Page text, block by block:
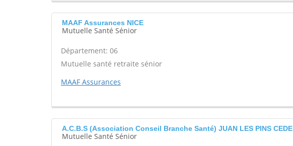
MAAF Assurances NICE
Mutuelle Santé Sénior
Département: 06
Mutuelle santé retraite sénior
MAAF Assurances
A.C.B.S (Association Conseil Branche Santé) JUAN LES PINS CEDE
Mutuelle Santé Sénior